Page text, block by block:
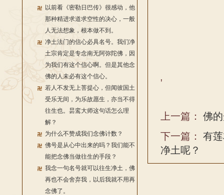
以前看《密勒日巴传》很感动，他
那种精进求道求空性的决心，一般
人无法想象，根本做不到。
净土法门的信心必具名号。我们净
土宗肯定是专念南无阿弥陀佛，因
为我们有这个信心啊。但是其他念
佛的人未必有这个信心。
若人不发无上菩提心，但闻彼国土
受乐无间，为乐故愿生，亦当不得
往生也。昙鸾大师这句话怎么理
解？
为什么不赞成我们念佛计数？
佛号是从心中出来的吗？我们能不
能把念佛当做往生的手段？
我念一句名号就可以往生净土，佛
再也不会舍弃我，以后我就不用再
念佛了。
'
上一篇： 佛
下一篇： 有
净土呢？